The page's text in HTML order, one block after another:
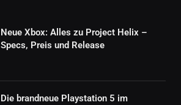
Neue Xbox: Alles zu Project Helix –
Specs, Preis und Release
Die brandneue Playstation 5 im